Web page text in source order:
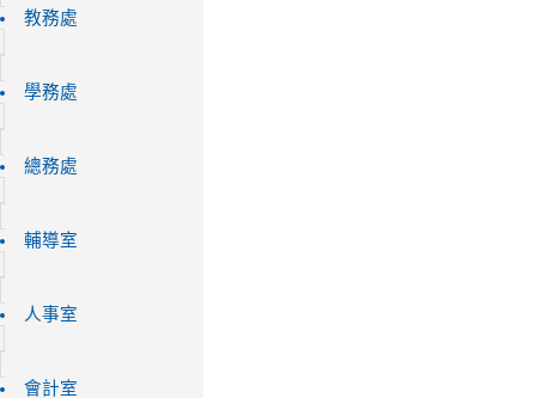
教務處
學務處
總務處
輔導室
人事室
會計室